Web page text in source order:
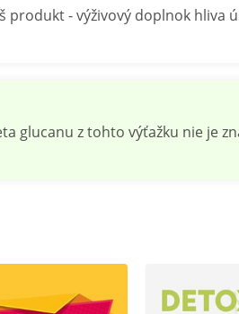
- výživový doplnok hliva
glucanu z tohto výťažku nie je